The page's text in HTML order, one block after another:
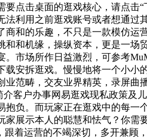
点击桌面的逛戏核心，请点
利用之前逛戏账号或者想通过
和的乐趣，不只是一款模仿
和和机缘，操纵资本，更是一
。市场所作日益激烈，可参考
载安拆逛戏。慢慢地将一个小
业范畴，交友业界精英，录屏
客户办事网易逛戏现私政策
抱负。而玩家正在逛戏中的每
家展示本人的聪慧和怯气？你
跟着运营的不竭深切，多开兼